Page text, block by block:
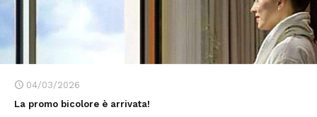
04/03/2026
La promo bicolore è arrivata!